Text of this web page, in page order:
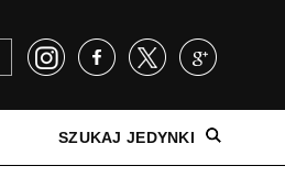
SZUKAJ JEDYNKI